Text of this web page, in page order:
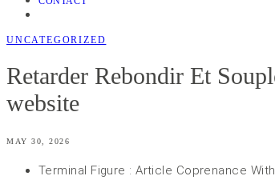
UNCATEGORIZED
Retarder Rebondir Et
website
MAY 30, 2026
Terminal Figure : Article Coprenance